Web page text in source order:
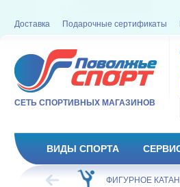
Доставка Подарочные сертификаты
СЕТЬ СПОРТИВНЫХ МАГАЗИНОВ
ВИДЫ СПОРТА
ХОККЕЙ ФИГУРНОЕ